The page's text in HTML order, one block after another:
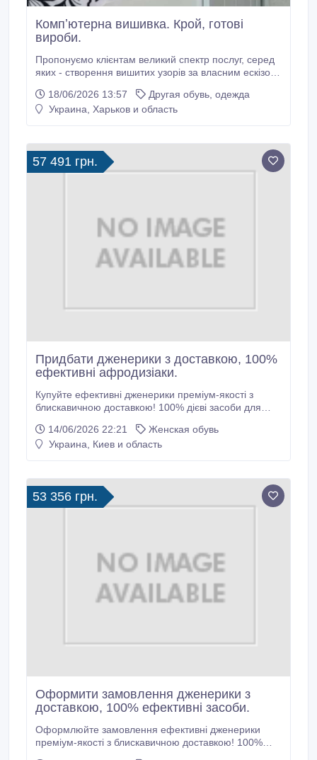
Компʼютерна вишивка. Крой, готові
вироби.
Пропонуємо клієнтам великий спектр послуг, серед
яких - створення вишитих узорів за власним ескізом
високу якість виготовлення, при цьому ціни вас
приємно здивують. Машинна вишивка це кращій
18/06/2026 13:57
Другая обувь, одежда
Украина, Харьков и область
57 491 грн.
Придбати дженерики з доставкою, 100%
ефективні афродизіаки.
Купуйте ефективні дженерики преміум-якості з
блискавичною доставкою! 100% дієві засоби для
поліпшення самопочуття — для нього і для неї.
Швидка доставка по Україні, СНД та Європі. Оптові
вашої впевненості.
14/06/2026 22:21
Женская обувь
Украина, Киев и область
53 356 грн.
Оформити замовлення дженерики з
доставкою, 100% ефективні засоби.
Оформлюйте замовлення ефективні дженерики
преміум-якості з блискавичною доставкою! 100%